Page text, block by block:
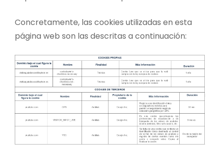
Concretamente, las cookies utilizadas en esta
página web son las descritas a continuación: